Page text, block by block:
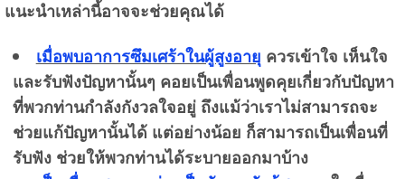
แนะนำเหล่านี้อาจจะช่วยคุณได้
เมื่อพบอาการซึมเศร้าในผู้สูงอายุ ควรเข้าใจ เห็นใจ
และรับฟังปัญหานั้นๆ คอยเป็นเพื่อนพูดคุยเกี่ยวกับปัญหา
ที่พวกท่านกำลังกังวลใจอยู่ ถึงแม้ว่าเราไม่สามารถจะ
ช่วยแก้ปัญหานั้นได้ แต่อย่างน้อย ก็สามารถเป็นเพื่อนที่
รับฟัง ช่วยให้พวกท่านได้ระบายออกมาบ้าง